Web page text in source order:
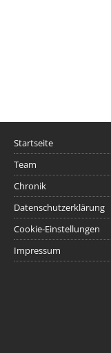
Startseite
Team
Chronik
Datenschutzerklärung
Cookie-Einstellungen
Impressum